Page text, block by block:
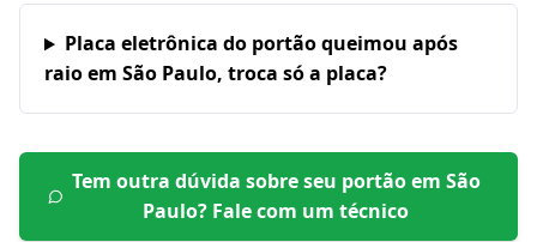
Placa eletrônica do portão queimou após
raio em São Paulo, troca só a placa?
Tem outra dúvida sobre seu portão em São
Paulo? Fale com um técnico